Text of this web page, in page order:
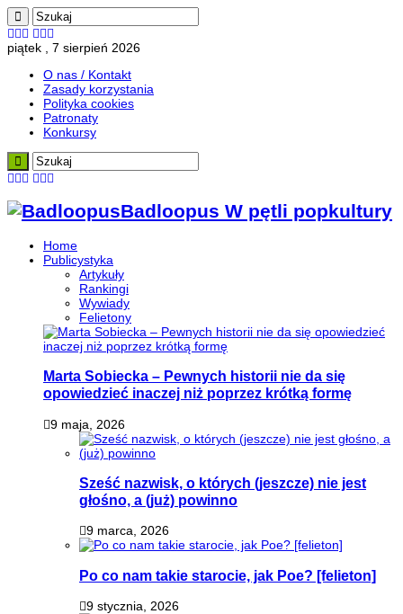
piątek , 7 sierpień 2026
O nas / Kontakt
Zasady korzystania
Polityka cookies
Patronaty
Konkursy
Badloopus W pętli popkultury
Home
Publicystyka
Artykuły
Rankingi
Wywiady
Felietony
Marta Sobiecka – Pewnych historii nie da się
opowiedzieć inaczej niż poprzez krótką formę
9 maja, 2026
Sześć nazwisk, o których (jeszcze) nie jest
głośno, a (już) powinno
9 marca, 2026
Po co nam takie starocie, jak Poe? [felieton]
9 stycznia, 2026